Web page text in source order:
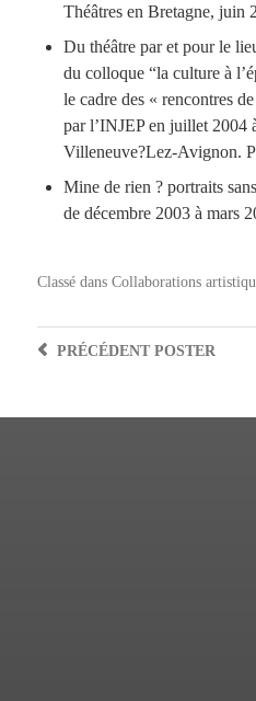
Théâtres en Bretagne, juin
Du théâtre par et pour le
du colloque “la culture à
le cadre des « rencontres
par l’INJEP en juillet 2004
Villeneuve?Lez-Avignon.
Mine de rien ­? portraits
de décembre 2003 à mars
Classé dans Collaborations
PRÉCÉDENTPOSTER